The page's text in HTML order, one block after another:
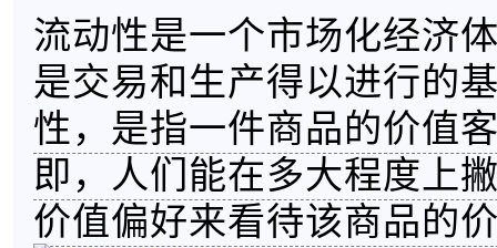
流动性是一个市场化经济
是交易和生产得以进行的
性，是指一件商品的价值
即，人们能在多大程度上
价值偏好来看待该商品的